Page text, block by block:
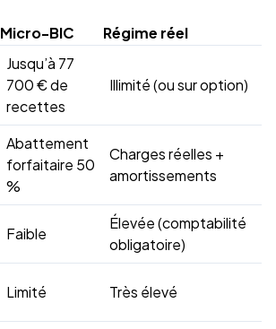
Micro-BIC Régime réel
Jusqu’à 77
700 € de
recettes
Illimité (ou sur option)
Abattement
forfaitaire 50
%
Charges réelles +
amortissements
Faible
Élevée (comptabilité
obligatoire)
Limité Très élevé